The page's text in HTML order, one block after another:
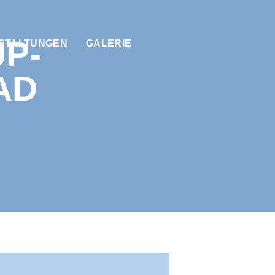
GALERIE